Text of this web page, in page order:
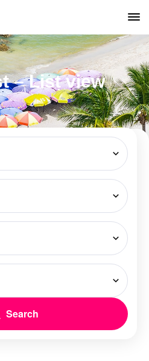
– List view
Search